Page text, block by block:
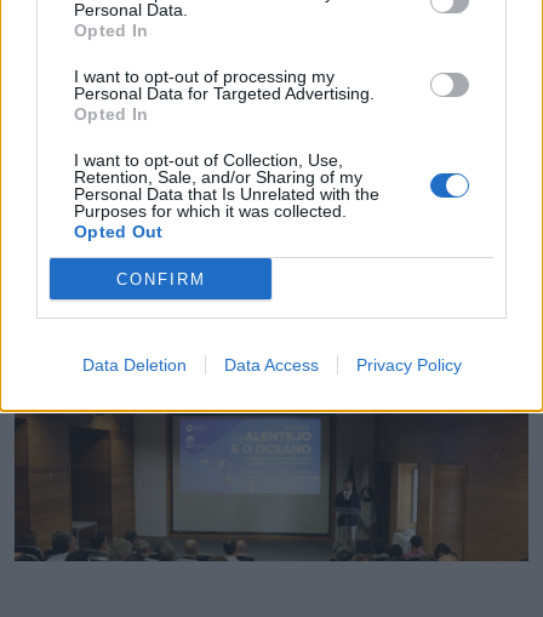
Personal Data.
Opted In
I want to opt-out of processing my
Personal Data for Targeted Advertising.
Opted In
I want to opt-out of Collection, Use,
Retention, Sale, and/or Sharing of my
Personal Data that Is Unrelated with the
Purposes for which it was collected.
Opted Out
CONFIRM
Data Deletion Data Access Privacy Policy
Três indivíduos detidos em flagrante por furto
24/07/2026